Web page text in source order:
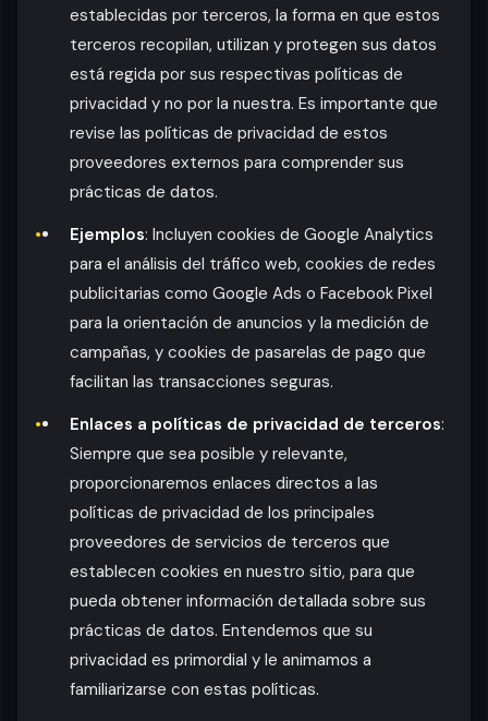
establecidas por terceros, la forma en que estos
terceros recopilan, utilizan y protegen sus datos
está regida por sus respectivas políticas de
privacidad y no por la nuestra. Es importante que
revise las políticas de privacidad de estos
proveedores externos para comprender sus
prácticas de datos.
Ejemplos: Incluyen cookies de Google Analytics
para el análisis del tráfico web, cookies de redes
publicitarias como Google Ads o Facebook Pixel
para la orientación de anuncios y la medición de
campañas, y cookies de pasarelas de pago que
facilitan las transacciones seguras.
Enlaces a políticas de privacidad de terceros:
Siempre que sea posible y relevante,
proporcionaremos enlaces directos a las
políticas de privacidad de los principales
proveedores de servicios de terceros que
establecen cookies en nuestro sitio, para que
pueda obtener información detallada sobre sus
prácticas de datos. Entendemos que su
privacidad es primordial y le animamos a
familiarizarse con estas políticas.